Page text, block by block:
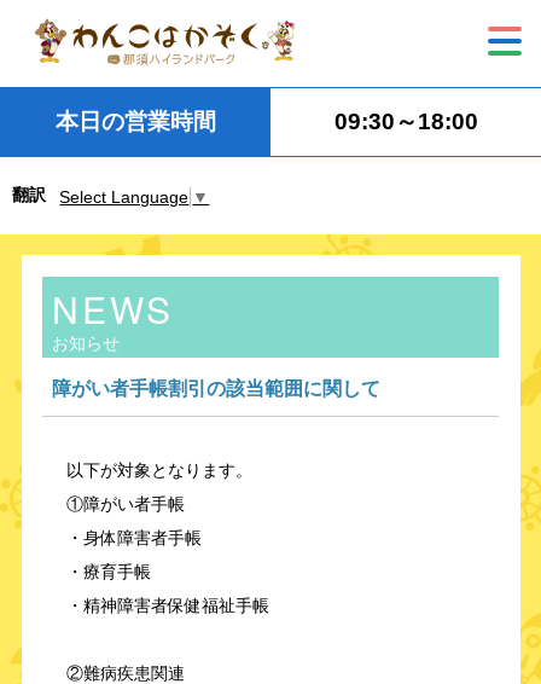
本日の営業時間 09:30～18:00
翻訳 Select Language ▼
NEWS
お知らせ
障がい者手帳割引の該当範囲に関して
以下が対象となります。
①障がい者手帳
・身体障害者手帳
・療育手帳
・精神障害者保健福祉手帳
②難病疾患関連